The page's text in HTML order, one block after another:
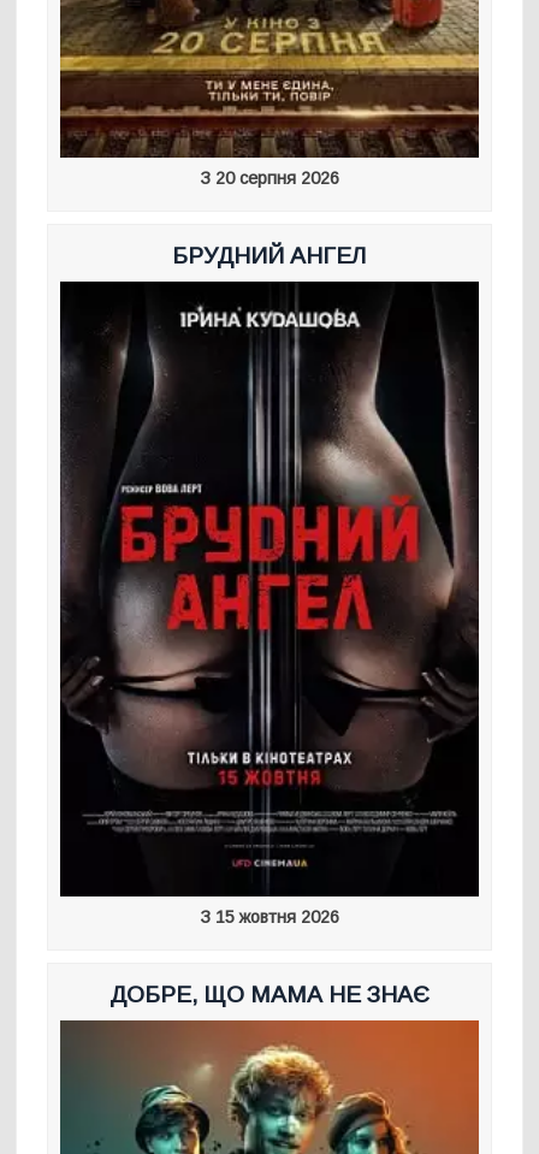
З 20 серпня 2026
БРУДНИЙ АНГЕЛ
З 15 жовтня 2026
ДОБРЕ, ЩО МАМА НЕ ЗНАЄ